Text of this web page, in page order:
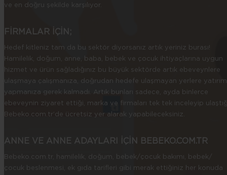
ve en doğru şekilde karşılıyor.
FİRMALAR İÇİN;
Hedef kitleniz tam da bu sektör diyorsanız artık yeriniz burası!
Hamilelik, doğum, anne, baba, bebek ve çocuk ihtiyaçlarına uygun
hizmet ve ürün sağladığınız bu büyük sektörde artık ebeveynlere
ulaşmaya çalışmanıza, doğrudan hedefe ulaşmayan yerlere yatırım
yapmanıza gerek kalmadı. Artık bunları sadece, ayda binlerce
ebeveynin ziyaret ettiği, marka ve firmaları tek tek inceleyip
Bebeko.com.tr’de ücretsiz yer alarak yapabileceksiniz.
ANNE VE ANNE ADAYLARI İÇİN BEBEKO.COM.TR
Bebeko.com.tr, hamilelik, doğum, bebek/çocuk bakımı, bebek/
çocuk beslenmesi, ek gıda tarifleri gibi merak ettiğiniz her konuda